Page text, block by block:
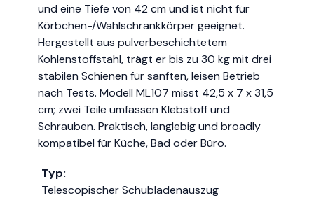
und eine Tiefe von 42 cm und ist nicht für
Körbchen-/Wahlschrankkörper geeignet.
Hergestellt aus pulverbeschichtetem
Kohlenstoffstahl, trägt er bis zu 30 kg mit drei
stabilen Schienen für sanften, leisen Betrieb
nach Tests. Modell ML107 misst 42,5 x 7 x 31,5
cm; zwei Teile umfassen Klebstoff und
Schrauben. Praktisch, langlebig und broadly
kompatibel für Küche, Bad oder Büro.
Typ:
Telescopischer Schubladenauszug